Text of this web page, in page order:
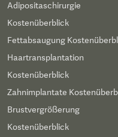
Adipositaschirurgie
Kostenüberblick
Fettabsaugung
Haartransplantation
Kostenüberblick
Zahnimplantate
Brustvergrößerung
Kostenüberblick